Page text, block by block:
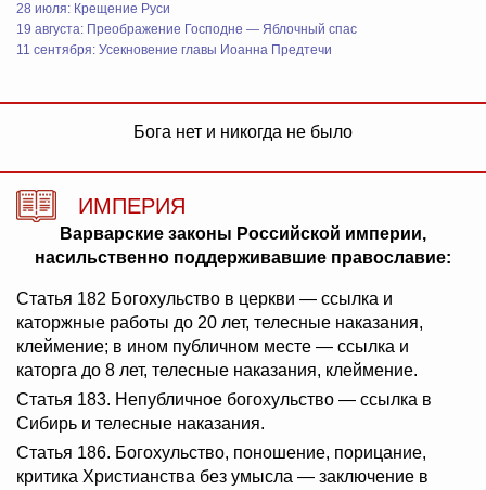
28 июля: Крещение Руси
19 августа: Преображение Господне — Яблочный спас
11 сентября: Усекновение главы Иоанна Предтечи
Бога нет и никогда не было
ИМПЕРИЯ
Варварские законы Российской империи,
насильственно поддерживавшие православие:
Статья 182 Богохульство в церкви — ссылка и
каторжные работы до 20 лет, телесные наказания,
клеймение; в ином публичном месте — ссылка и
каторга до 8 лет, телесные наказания, клеймение.
Статья 183. Непубличное богохульство — ссылка в
Сибирь и телесные наказания.
Статья 186. Богохульство, поношение, порицание,
критика Христианства без умысла — заключение в